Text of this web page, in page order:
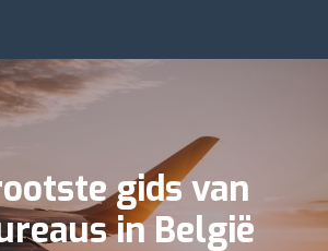
gids van
in België